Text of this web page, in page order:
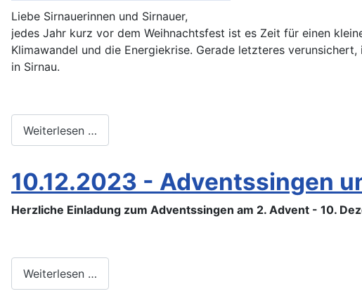
Liebe Sirnauerinnen und Sirnauer,
jedes Jahr kurz vor dem Weihnachtsfest ist es Zeit für einen
Klimawandel und die Energiekrise. Gerade letzteres
in Sirnau.
Weiterlesen …
10.12.2023 - Adventssingen
Herzliche Einladung zum Adventssingen am 2. Advent - 10.
Weiterlesen …